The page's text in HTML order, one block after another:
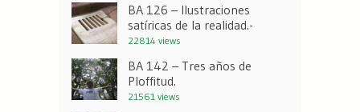
BA 126 – Ilustraciones
satíricas de la realidad.-
22814 views
BA 142 – Tres años de
Ploffitud.
21561 views